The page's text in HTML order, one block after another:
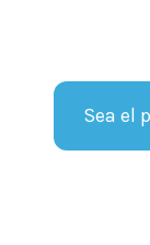
Sea el